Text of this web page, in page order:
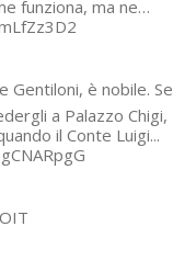
funziona, ma ne…
Gentiloni, è nobile. Se
a Palazzo Chigi,
il Conte Luigi...